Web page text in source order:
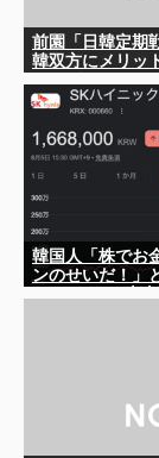
前園「日韓定期
韓双方にメリッ
韓国人「株でお
ンのせいだ！」